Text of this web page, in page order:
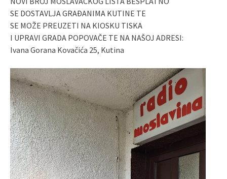
SE DOSTAVLJA GRAĐANIMA KUTINE TE
SE MOŽE PREUZETI NA KIOSKU TISKA
I UPRAVI GRADA POPOVAČE TE NA NAŠOJ ADRESI:
Ivana Gorana Kovačića 25, Kutina